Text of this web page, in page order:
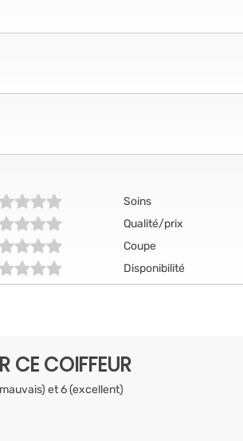
Soins
Qualité/prix
Coupe
Disponibilité
CE COIFFEUR
et 6 (excellent)